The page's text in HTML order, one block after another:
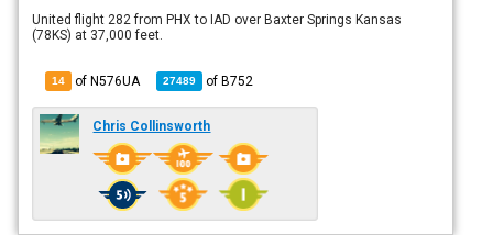
United flight 282 from PHX to IAD over Baxter Springs Kansas
(78KS) at 37,000 feet.
14 of N576UA 27489 ofB752
Chris Collinsworth